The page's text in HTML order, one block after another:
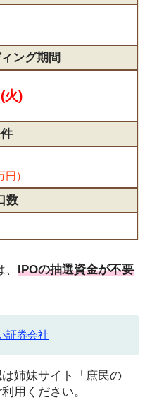
ング期間
火)
）
数
IPOの抽選資金が不要
証券会社
姉妹サイト「庶民の
用ください。